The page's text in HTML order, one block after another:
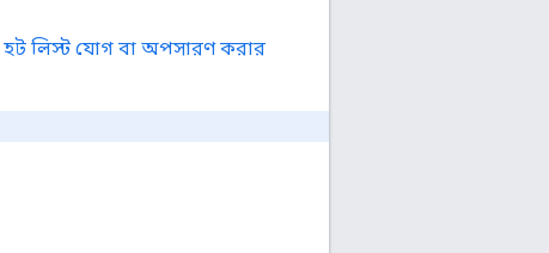
হট লিস্ট যোগ বা অপসারণ করার